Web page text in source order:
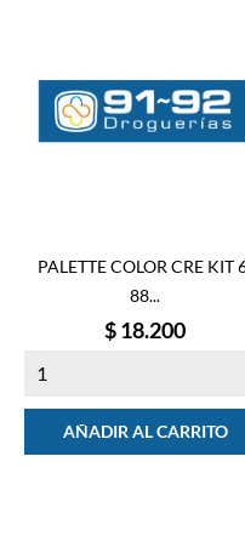
PALETTE COLOR CRE KIT
88...
Precio
$ 18.200
AÑADIR AL CARRITO